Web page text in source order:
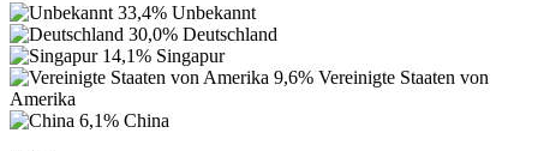
33,4% Unbekannt
30,0% Deutschland
14,1% Singapur
9,6% Vereinigte Staaten von
Amerika
6,1% China